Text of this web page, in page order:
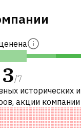
3/7
исторических
акции
сравнению с
акция